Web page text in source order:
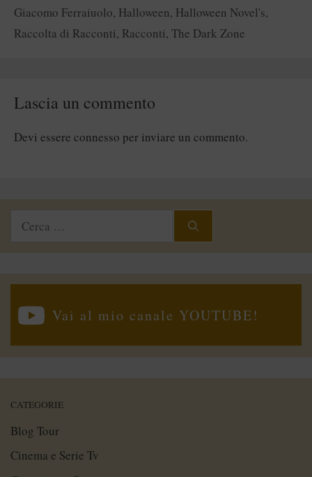
Giacomo Ferraiuolo, Halloween, Halloween Novel's,
Raccolta di Racconti, Racconti, The Dark Zone
Lascia un commento
Devi essere connesso per inviare un commento.
Ricerca
Vai al mio canale YOUTUBE!
CATEGORIE
Blog Tour
Cinema e Serie Tv